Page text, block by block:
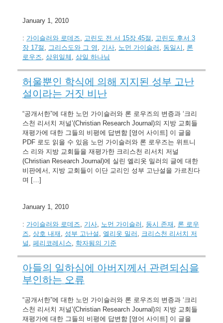
January 1, 2010
: 가이슬러와 로데즈, 고린도 전 서 15장 45절 , 고린도 후서 3
장 17절 , 그리스도와 그 영 , 기사, 노먼 가이슬러 , 동일시 , 론
로우즈, 삼위일체 , 삼일 하나님
허울뿐인 학식에 의해 지지된 성부 고난
설이라는 거짓 비난
“공개서한”에 대한 노먼 가이슬러와 론 로우즈의 변증과 ‘크리
스천 리서치 저널’(Christian Research Journal)의 지방 교회들
재평가에 대한 그들의 비평에 답변함 [영어 사이트] 이 글을
PDF 로도 읽을 수 있음 노먼 가이슬러와 론 로우즈는 위트니
스 리와 지방 교회들을 재평가한 크리스천 리서치 저널
(Christian Research Journal)에 실린 엘리옷 밀러의 글에 대한
비판에서, 지방 교회들이 이단 교리인 성부 고난설을 가르친다
며 […]
January 1, 2010
: 가이슬러와 로데즈, 기사, 노먼 가이슬러 , 동시 존재 , 론 로우
즈, 상호 내재 , 성부 고난설 , 엘리옷 밀러 , 크리스천 리서치 저
널 , 페리코레시스, 학자됨의 기준
아들의 일하심에 아버지께서 관련되심을
부인하는 오류
“공개서한”에 대한 노먼 가이슬러와 론 로우즈의 변증과 ‘크리
스천 리서치 저널’(Christian Research Journal)의 지방 교회들
재평가에 대한 그들의 비평에 답변함 [영어 사이트] 이 글을